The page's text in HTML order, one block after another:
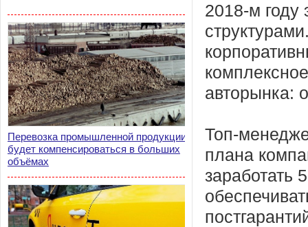
Перевозка промышленной продукции
будет компенсироваться в больших
объёмах
2018-м году
авторынка:
Топ-
плана
заработать